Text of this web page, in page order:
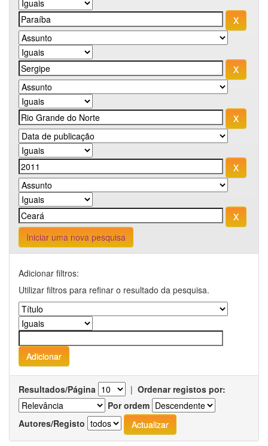
Iniciar uma nova pesquisa
Adicionar filtros:
Utilizar filtros para refinar o resultado da pesquisa.
Resultados/Página | Ordenar registos por:
Por ordem
Autores/Registo